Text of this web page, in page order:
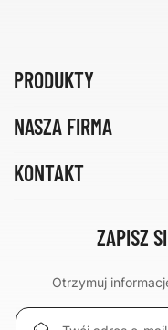
PRODUKTY
NASZA FIRMA
KONTAKT
ZAPISZ
Otrzymuj